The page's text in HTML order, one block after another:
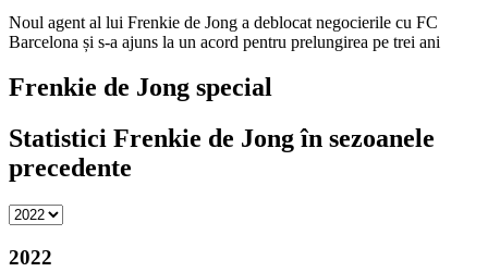
Noul agent al lui Frenkie de Jong a deblocat negocierile cu FC
Barcelona și s-a ajuns la un acord pentru prelungirea pe trei ani
Frenkie de Jong special
Statistici Frenkie de Jong în sezoanele
precedente
2022